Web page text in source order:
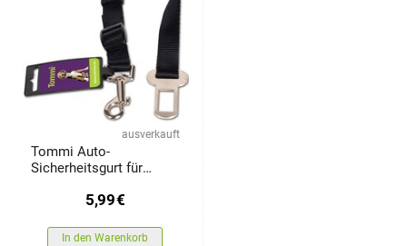
ausverkauft
Tommi Auto-
Sicherheitsgurt für
5,99€
In den Warenkorb